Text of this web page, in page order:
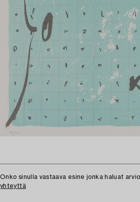
Onko sinulla vastaava esine jonka haluat
yhteyttä